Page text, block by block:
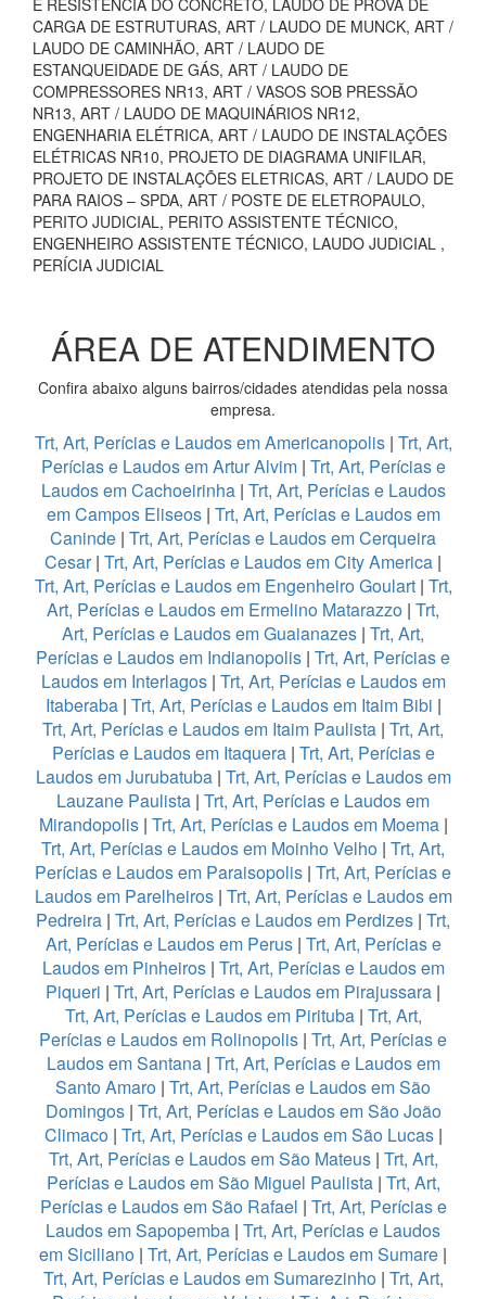
E RESISTÊNCIA DO CONCRETO, LAUDO DE PROVA DE
CARGA DE ESTRUTURAS, ART / LAUDO DE MUNCK, ART /
LAUDO DE CAMINHÃO, ART / LAUDO DE
ESTANQUEIDADE DE GÁS, ART / LAUDO DE
COMPRESSORES NR13, ART / VASOS SOB PRESSÃO
NR13, ART / LAUDO DE MAQUINÁRIOS NR12,
ENGENHARIA ELÉTRICA, ART / LAUDO DE INSTALAÇÕES
ELÉTRICAS NR10, PROJETO DE DIAGRAMA UNIFILAR,
PROJETO DE INSTALAÇÕES ELETRICAS, ART / LAUDO DE
PARA RAIOS – SPDA, ART / POSTE DE ELETROPAULO,
PERITO JUDICIAL, PERITO ASSISTENTE TÉCNICO,
ENGENHEIRO ASSISTENTE TÉCNICO, LAUDO JUDICIAL ,
PERÍCIA JUDICIAL
ÁREA DE ATENDIMENTO
Confira abaixo alguns bairros/cidades atendidas pela nossa
empresa.
Trt, Art, Perícias e Laudos em Americanopolis | Trt, Art,
Perícias e Laudos em Artur Alvim | Trt, Art, Perícias e
Laudos em Cachoeirinha| Trt, Art, Perícias e Laudos
em Campos Eliseos | Trt, Art, Perícias e Laudos em
Caninde | Trt, Art, Perícias e Laudos em Cerqueira
Cesar| Trt, Art, Perícias e Laudos em City America |
Trt, Art, Perícias e Laudos em Engenheiro Goulart | Trt,
Art, Perícias e Laudos em Ermelino Matarazzo | Trt,
Art, Perícias e Laudos em Guaianazes | Trt, Art,
Perícias e Laudos em Indianopolis | Trt, Art, Perícias e
Laudos em Interlagos| Trt, Art, Perícias e Laudos em
Itaberaba| Trt, Art, Perícias e Laudos em Itaim Bibi |
Trt, Art, Perícias e Laudos em Itaim Paulista | Trt, Art,
Perícias e Laudos em Itaquera| Trt, Art, Perícias e
Laudos em Jurubatuba| Trt, Art, Perícias e Laudos em
Lauzane Paulista | Trt, Art, Perícias e Laudos em
Mirandopolis| Trt, Art, Perícias e Laudos em Moema|
Trt, Art, Perícias e Laudos em Moinho Velho | Trt, Art,
Perícias e Laudos em Paraisopolis | Trt, Art, Perícias e
Laudos em Parelheiros| Trt, Art, Perícias e Laudos em
Pedreira | Trt, Art, Perícias e Laudos em Perdizes | Trt,
Art, Perícias e Laudos em Perus| Trt, Art, Perícias e
Laudos em Pinheiros| Trt, Art, Perícias e Laudos em
Piqueri | Trt, Art, Perícias e Laudos em Pirajussara |
Trt, Art, Perícias e Laudos em Pirituba| Trt, Art,
Perícias e Laudos em Rolinopolis | Trt, Art, Perícias e
Laudos em Santana| Trt, Art, Perícias e Laudos em
Santo Amaro | Trt, Art, Perícias e Laudos em São
Domingos| Trt, Art, Perícias e Laudos em São João
Climaco| Trt, Art, Perícias e Laudos em São Lucas|
Trt, Art, Perícias e Laudos em São Mateus | Trt, Art,
Perícias e Laudos em São Miguel Paulista| Trt, Art,
Perícias e Laudos em São Rafael | Trt, Art, Perícias e
Laudos em Sapopemba | Trt, Art, Perícias e Laudos
em Siciliano | Trt, Art, Perícias e Laudos em Sumare |
Trt, Art, Perícias e Laudos em Sumarezinho| Trt, Art,